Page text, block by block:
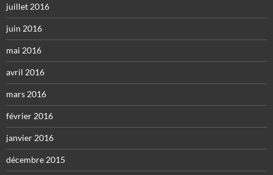
juillet 2016
juin 2016
mai 2016
avril 2016
mars 2016
février 2016
janvier 2016
décembre 2015